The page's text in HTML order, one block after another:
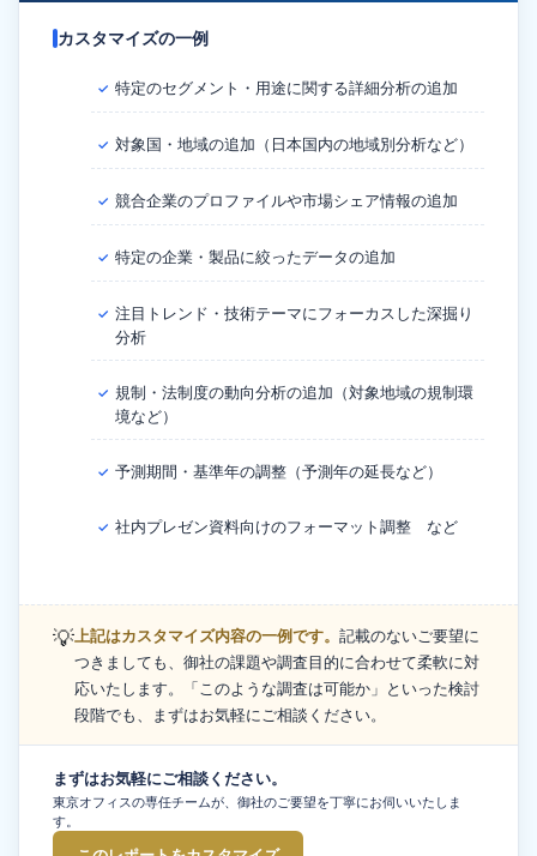
カスタマイズの一例
✓ 特定のセグメント・用途に関する詳細分析の追加
✓ 対象国・地域の追加（日本国内の地域別分析など）
✓ 競合企業のプロファイルや市場シェア情報の追加
✓ 特定の企業・製品に絞ったデータの追加
✓ 注目トレンド・技術テーマにフォーカスした深掘り
分析
✓ 規制・法制度の動向分析の追加（対象地域の規制環
境など）
✓ 予測期間・基準年の調整（予測年の延長など）
✓ 社内プレゼン資料向けのフォーマット調整 など
💡上記はカスタマイズ内容の一例です。 記載のないご要望に
つきましても、御社の課題や調査目的に合わせて柔軟に対
応いたします。「このような調査は可能か」といった検討
段階でも、まずはお気軽にご相談ください。
まずはお気軽にご相談ください。
東京オフィスの専任チームが、御社のご要望を丁寧にお伺いいたしま
す。